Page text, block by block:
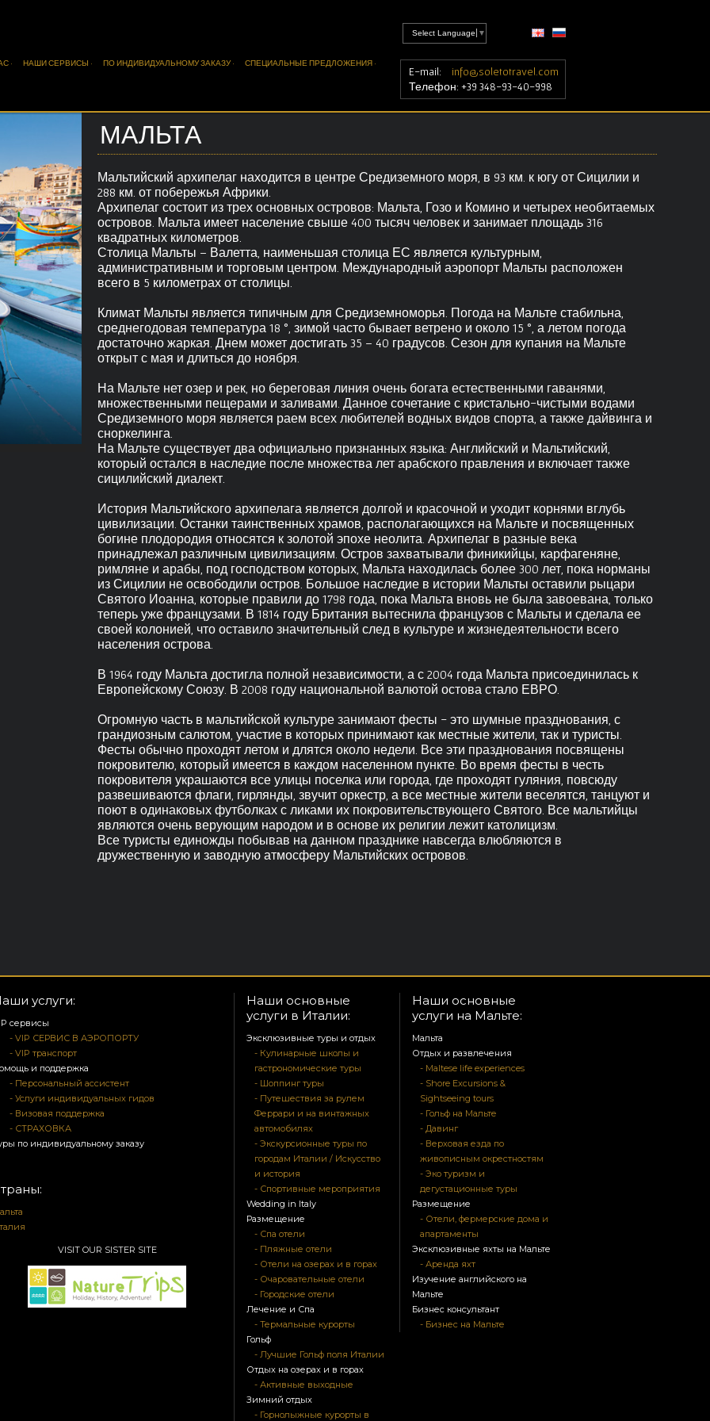
· НАШИ СЕРВИСЫ · ПО ИНДИВИДУАЛЬНОМУ ЗАКАЗУ · СПЕЦИАЛЬНЫЕ ПРЕДЛОЖЕНИЯ ·
Select Language ▼
E-mail:
info@soletotravel.com
Телефон: +39 348-93-40-998
МАЛЬТА
Мальтийский архипелаг находится в центре Средиземного моря, в 93 км. к югу от Сицилии и
288 км. от побережья Африки.
Архипелаг состоит из трех основных островов: Мальта, Гозо и Комино и четырех необитаемых
островов. Мальта имеет население свыше 400 тысяч человек и занимает площадь 316
квадратных километров.
Столица Мальты – Валетта, наименьшая столица ЕС является культурным,
административным и торговым центром. Международный аэропорт Мальты расположен
всего в 5 километрах от столицы.
Климат Мальты является типичным для Средиземноморья. Погода на Мальте стабильна,
среднегодовая температура 18 °, зимой часто бывает ветрено и около 15 °, а летом погода
достаточно жаркая. Днем может достигать 35 – 40 градусов. Сезон для купания на Мальте
открыт с мая и длиться до ноября.
На Мальте нет озер и рек, но береговая линия очень богата естественными гаванями,
множественными пещерами и заливами. Данное сочетание с кристально-чистыми водами
Средиземного моря является раем всех любителей водных видов спорта, а также дайвинга и
сноркелинга.
На Мальте существует два официально признанных языка: Английский и Мальтийский,
который остался в наследие после множества лет арабского правления и включает также
сицилийский диалект.
История Мальтийского архипелага является долгой и красочной и уходит корнями вглубь
цивилизации. Останки таинственных храмов, располагающихся на Мальте и посвященных
богине плодородия относятся к золотой эпохе неолита. Архипелаг в разные века
принадлежал различным цивилизациям. Остров захватывали финикийцы, карфагеняне,
римляне и арабы, под господством которых, Мальта находилась более 300 лет, пока норманы
из Сицилии не освободили остров. Большое наследие в истории Мальты оставили рыцари
Святого Иоанна, которые правили до 1798 года, пока Мальта вновь не была завоевана, только
теперь уже французами. В 1814 году Британия вытеснила французов с Мальты и сделала ее
своей колонией, что оставило значительный след в культуре и жизнедеятельности всего
населения острова.
В 1964 году Мальта достигла полной независимости, а с 2004 года Мальта присоединилась к
Европейскому Союзу. В 2008 году национальной валютой остова стало ЕВРО.
Огромную часть в мальтийской культуре занимают фесты - это шумные празднования, с
грандиозным салютом, участие в которых принимают как местные жители, так и туристы.
Фесты обычно проходят летом и длятся около недели. Все эти празднования посвящены
покровителю, который имеется в каждом населенном пункте. Во время фесты в честь
покровителя украшаются все улицы поселка или города, где проходят гуляния, повсюду
развешиваются флаги, гирлянды, звучит оркестр, а все местные жители веселятся, танцуют и
поют в одинаковых футболках с ликами их покровительствующего Святого. Все мальтийцы
являются очень верующим народом и в основе их религии лежит католицизм.
Все туристы единожды побывав на данном празднике навсегда влюбляются в
дружественную и заводную атмосферу Мальтийских островов.
услуги:
сервисы
- VIP СЕРВИС В АЭРОПОРТУ
- VIP транспорт
и поддержка
- Персональный ассистент
- Услуги индивидуальных гидов
- Визовая поддержка
- СТРАХОВКА
по индивидуальному заказу
VISIT OUR SISTER SITE
Наши основные
услуги в Италии:
Эксклюзивные туры и отдых
- Кулинарные школы и
гастрономические туры
- Шоппинг туры
- Путешествия за рулем
Феррари и на винтажных
автомобилях
- Экскурсионные туры по
городам Италии / Искусство
и история
- Спортивные мероприятия
Wedding in Italy
Размещение
- Спа отели
- Пляжные отели
- Отели на озерах и в горах
- Очаровательные отели
- Городские отели
Лечение и Спа
- Термальные курорты
Гольф
- Лучшие Гольф поля Италии
Отдых на озерах и в горах
- Активные выходные
Зимний отдых
- Горнолыжные курорты в
Наши основные
услуги на Мальте:
Мальта
Отдых и развлечения
- Maltese life experiences
- Shore Excursions &
Sightseeing tours
- Гольф на Мальте
- Давинг
- Верховая езда по
живописным окрестностям
- Эко туризм и
дегустационные туры
Размещение
- Отели, фермерские дома и
апартаменты
Эксклюзивные яхты на Мальте
- Аренда яхт
Изучение английского на
Мальте
Бизнес консультант
- Бизнес на Мальте